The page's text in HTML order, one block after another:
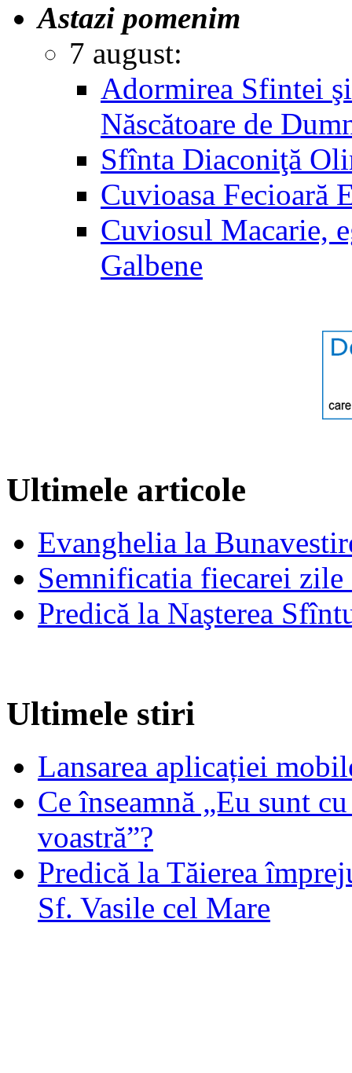
Astazi pomenim
7 august:
Adormirea Sfintei
Născătoare de
Sfînta Diaconiţă
Cuvioasa Fecioară
Cuviosul Macarie,
Galbene
Ultimele articole
Evanghelia la
Semnificatia fiecarei
Predică la Naşterea
Ultimele stiri
Lansarea aplicației
Ce înseamnă „Eu sunt
voastră”?
Predică la Tăierea
Sf. Vasile cel Mare